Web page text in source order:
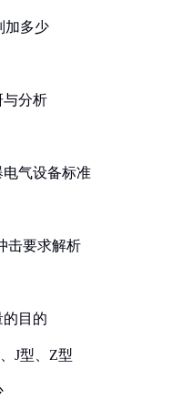
加多少
与分析
气设备标准
击要求解析
目的
J型、Z型